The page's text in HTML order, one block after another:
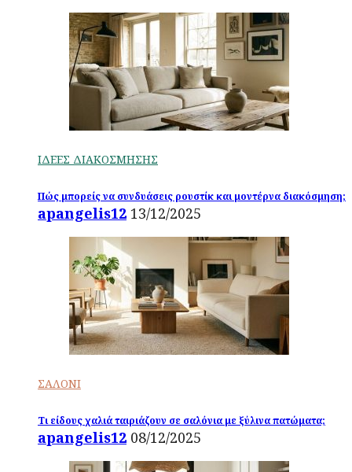
ΙΔΕΕΣ ΔΙΑΚΟΣΜΗΣΗΣ
Πώς μπορείς να συνδυάσεις ρουστίκ και μοντέρνα διακόσμηση;
apangelis12 13/12/2025
ΣΑΛΟΝΙ
Τι είδους χαλιά ταιριάζουν σε σαλόνια με ξύλινα πατώματα;
apangelis12 08/12/2025